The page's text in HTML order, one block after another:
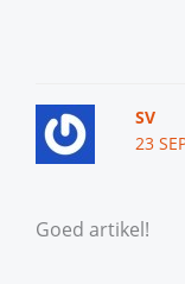
SV
23
Goed artikel!